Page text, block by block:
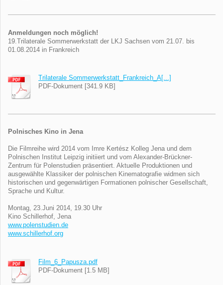
Anmeldungen noch möglich!
19.Trilaterale Sommerwerkstatt der LKJ Sachsen vom 21.07. bis
01.08.2014 in Frankreich
Trilaterale Sommerwerkstatt_Frankreich_A[...]
PDF-Dokument [341.9 KB]
Polnisches Kino in Jena
Die Filmreihe wird 2014 vom Imre Kertész Kolleg Jena und dem
Polnischen Institut Leipzig initiiert und vom Alexander-Brückner-
Zentrum für Polenstudien präsentiert. Aktuelle Produktionen und
ausgewählte Klassiker der polnischen Kinematografie widmen sich
historischen und gegenwärtigen Formationen polnischer Gesellschaft,
Sprache und Kultur.
Montag, 23.Juni 2014, 19.30 Uhr
Kino Schillerhof, Jena
www.polenstudien.de
www.schillerhof.org
Film_6_Papusza.pdf
PDF-Dokument [1.5 MB]